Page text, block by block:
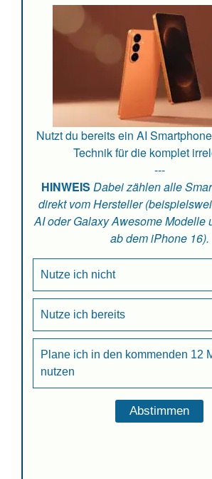
Nutzt du bereits ein AI
Technik für die komplet
---
HINWEIS Dabei zählen alle
direkt vom Hersteller
AI oder Galaxy Awesome Modelle
ab dem iPhone 16).
Nutze ich nicht
Nutze ich bereits
Plane ich in den kommenden 12
nutzen